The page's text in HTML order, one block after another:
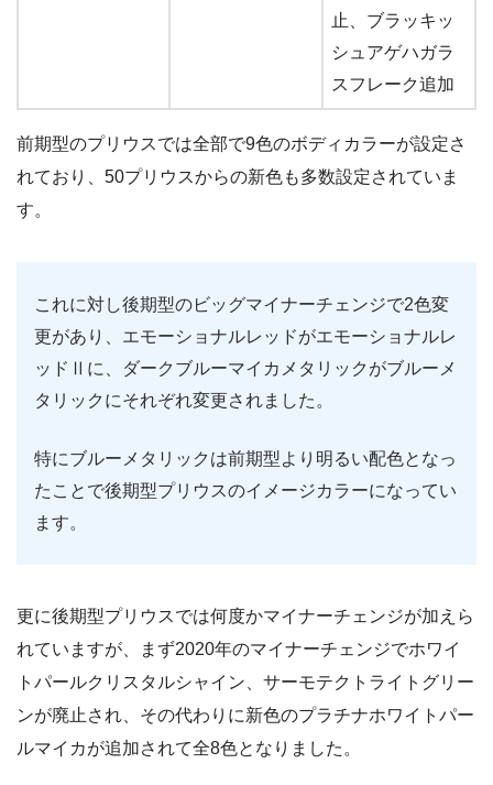
止、ブラッキッ
シュアゲハガラ
スフレーク追加
前期型のプリウスでは全部で9色のボディカラーが設定さ
れており、50プリウスからの新色も多数設定されていま
す。
これに対し後期型のビッグマイナーチェンジで2色変
更があり、エモーショナルレッドがエモーショナルレ
ッドⅡに、ダークブルーマイカメタリックがブルーメ
タリックにそれぞれ変更されました。
特にブルーメタリックは前期型より明るい配色となっ
たことで後期型プリウスのイメージカラーになってい
ます。
更に後期型プリウスでは何度かマイナーチェンジが加えら
れていますが、まず2020年のマイナーチェンジでホワイ
トパールクリスタルシャイン、サーモテクトライトグリー
ンが廃止され、その代わりに新色のプラチナホワイトパー
ルマイカが追加されて全8色となりました。